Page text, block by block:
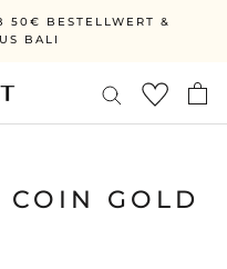
50€ BESTELLWERT &
BALI
GOLD